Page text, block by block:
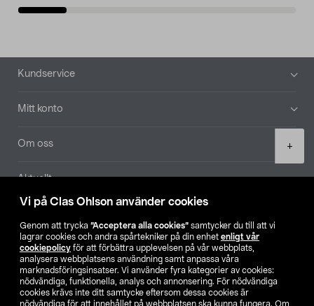
Vi på Clas Ohlson använder cookies
Genom att trycka ”Acceptera alla cookies” samtycker du till att vi
lagrar cookies och andra spårtekniker på din enhet enligt vår
cookiepolicy för att förbättra upplevelsen på vår webbplats,
analysera webbplatsens användning samt anpassa våra
marknadsföringsinsatser. Vi använder fyra kategorier av cookies:
nödvändiga, funktionella, analys och annonsering. För nödvändiga
cookies krävs inte ditt samtycke eftersom dessa cookies är
nödvändiga för att innehållet på webbplatsen ska kunna fungera. Om
+
Sidfot
Kundservice
Mitt konto
Om oss
Aktuellt
Hitta butik
SE NO FI